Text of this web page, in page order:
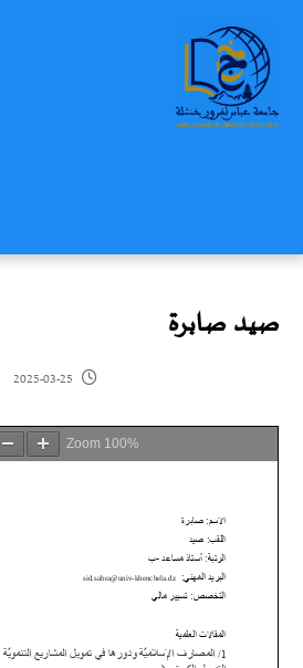
صيد صابرة
2025-03-25
Zoom 100%